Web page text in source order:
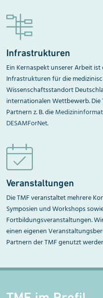
Infrastrukturen
Ein Kernaspekt unserer Arbeit
Infrastrukturen für die
Wissenschaftsstandort
internationalen Wettbewerb.
Partnern z. B. die
DESAMForNet.
Veranstaltungen
Die TMF veranstaltet mehrere
Symposien und Workshops
Fortbildungsveranstaltungen.
einen eigenen
Partnern der TMF genutzt